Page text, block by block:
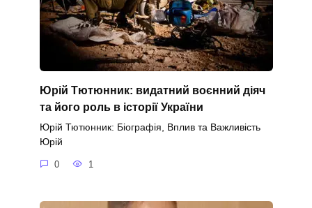
Юрій Тютюнник: видатний воєнний діяч
та його роль в історії України
Юрій Тютюнник: Біографія, Вплив та Важливість
Юрій
0 1